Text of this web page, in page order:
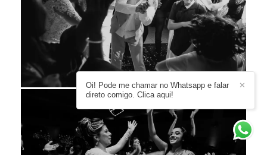
✕
Oi! Pode me chamar no Whatsapp e falar
direto comigo. Clica aqui!